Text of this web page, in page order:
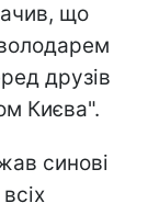
що
друзів
Києва".
синові